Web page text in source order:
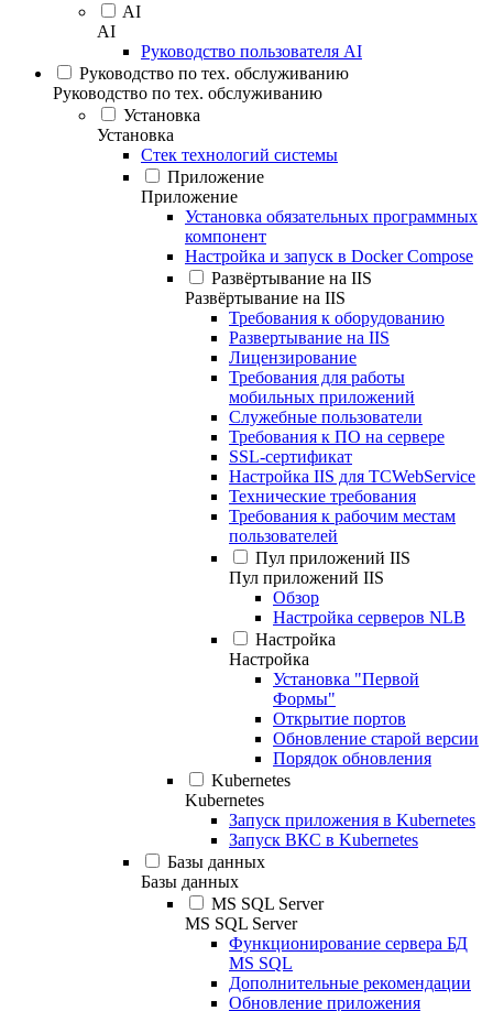
AI
AI
Руководство пользователя AI
Руководство по тех. обслуживанию
Руководство по тех. обслуживанию
Установка
Установка
Стек технологий системы
Приложение
Приложение
Установка обязательных программных
компонент
Настройка и запуск в Docker Compose
Развёртывание на IIS
Развёртывание на IIS
Требования к оборудованию
Развертывание на IIS
Лицензирование
Требования для работы
мобильных приложений
Служебные пользователи
Требования к ПО на сервере
SSL-сертификат
Настройка IIS для TCWebService
Технические требования
Требования к рабочим местам
пользователей
Пул приложений IIS
Пул приложений IIS
Обзор
Настройка серверов NLB
Настройка
Настройка
Установка "Первой
Формы"
Открытие портов
Обновление старой версии
Порядок обновления
Kubernetes
Kubernetes
Запуск приложения в Kubernetes
Запуск ВКС в Kubernetes
Базы данных
Базы данных
MS SQL Server
MS SQL Server
Функционирование сервера БД
MS SQL
Дополнительные рекомендации
Обновление приложения